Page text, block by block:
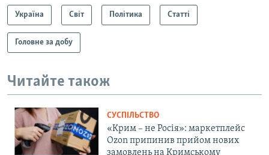
Україна Світ Політика Статті
Головне за добу
Читайте також
СУСПІЛЬСТВО
«Крим – не Росія»: маркетплейс
Ozon припинив прийом нових
замовлень на Кримському